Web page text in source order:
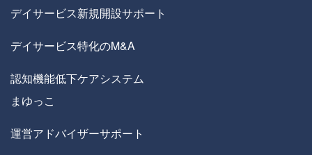
デイサービス新規開設サポート
デイサービス特化のM&A
認知機能低下ケアシステム
まゆっこ
運営アドバイザーサポート